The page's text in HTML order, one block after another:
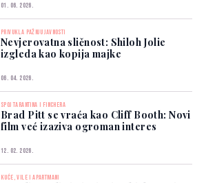
01. 06. 2026.
PRIVUKLA PAŽNJU JAVNOSTI
Nevjerovatna sličnost: Shiloh Jolie
izgleda kao kopija majke
06. 04. 2026.
SPOJ TARANTINA I FINCHERA
Brad Pitt se vraća kao Cliff Booth: Novi
film već izaziva ogroman interes
12. 02. 2026.
KUĆE, VILE I APARTMANI